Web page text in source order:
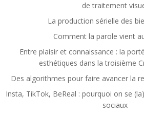
de traitement
La production sérielle des
Comment la parole vient
Entre plaisir et connaissance : la
esthétiques dans la troisième
Des algorithmes pour faire avancer la
Insta, TikTok, BeReal : pourquoi on se
sociaux